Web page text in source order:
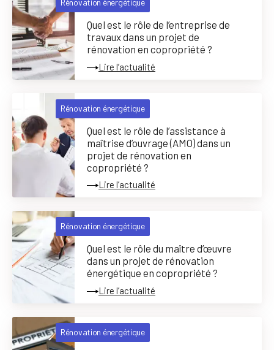
Quel est le rôle de l’entreprise de
travaux dans un projet de
rénovation en copropriété ?
Rénovation énergétique
Lire l’actualité
Quel est le rôle de l’assistance à
maîtrise d’ouvrage (AMO) dans un
projet de rénovation en
copropriété ?
Rénovation énergétique
Lire l’actualité
Quel est le rôle du maître d’œuvre
dans un projet de rénovation
énergétique en copropriété ?
Rénovation énergétique
Lire l’actualité
Rénovation énergétique